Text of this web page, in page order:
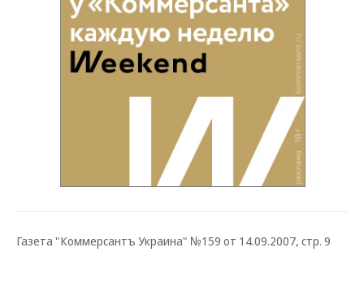
Газета "Коммерсантъ Украина" №159 от 14.09.2007, стр. 9